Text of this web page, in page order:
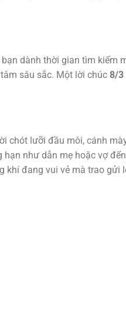
dành thời gian tìm kiếm
sâu sắc. Một lời chúc 8/3
chót lưỡi đầu môi, cánh
như dẫn mẹ hoặc vợ đến
khí đang vui vẻ mà trao gửi